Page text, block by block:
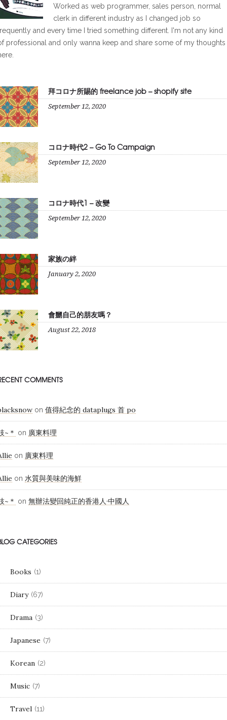
Worked as web programmer, sales person, normal
clerk in different industry as I changed job so
and every time I tried something different. I'm not any kind
professional and only wanna keep and share some of my thoughts
拜コロナ所賜的 freelance job – shopify site
September 12, 2020
コロナ時代2 – Go To Campaign
September 12, 2020
コロナ時代1 – 改變
September 12, 2020
家族の絆
January 2, 2020
會嬲自己的朋友嗎？
August 22, 2018
COMMENTS
on 值得紀念的 dataplugs 首 po
~＊ on 廣東料理
on 廣東料理
on 水質與美味的海鮮
~＊ on 無辦法變回純正的香港人·中國人
CATEGORIES
Books (1)
Diary (67)
Drama (3)
Japanese (7)
Korean (2)
Music (7)
Travel (11)